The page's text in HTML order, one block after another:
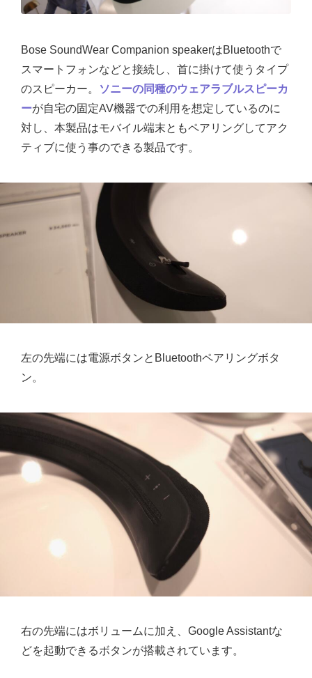
Bose SoundWear Companion speakerはBluetoothで
スマートフォンなどと接続し、首に掛けて使うタイプ
のスピーカー。
ソニーの同種のウェアラブルスピーカ
ーが自宅の固定AV機器での利用を想定しているのに
対し、本製品はモバイル端末ともペアリングしてアク
ティブに使う事のできる製品です。
左の先端には電源ボタンとBluetoothペアリングボタ
ン。
右の先端にはボリュームに加え、Google Assistantな
どを起動できるボタンが搭載されています。